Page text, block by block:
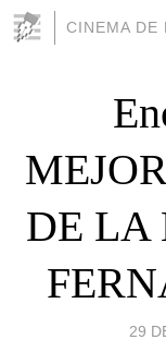
CINEMA DE
DE LA
29